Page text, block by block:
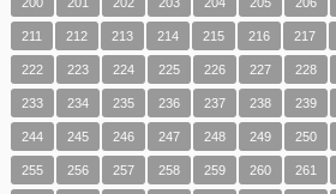
211 212 213 214 215 216 217
222 223 224 225 226 227 228
233 234 235 236 237 238 239
244 245 246 247 248 249 250
255 256 257 258 259 260 261